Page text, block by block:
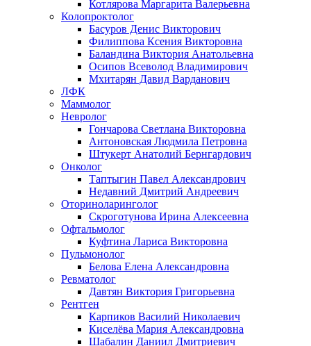
Котлярова Маргарита Валерьевна
Колопроктолог
Басуров Денис Викторович
Филиппова Ксения Викторовна
Баландина Виктория Анатольевна
Осипов Всеволод Владимирович
Мхитарян Давид Варданович
ЛФК
Маммолог
Невролог
Гончарова Светлана Викторовна
Антоновская Людмила Петровна
Штукерт Анатолий Бернгардович
Онколог
Таптыгин Павел Александрович
Недавний Дмитрий Андреевич
Оториноларинголог
Скроготунова Ирина Алексеевна
Офтальмолог
Куфтина Лариса Викторовна
Пульмонолог
Белова Елена Александровна
Ревматолог
Давтян Виктория Григорьевна
Рентген
Карпиков Василий Николаевич
Киселёва Мария Александровна
Шабалин Даниил Дмитриевич